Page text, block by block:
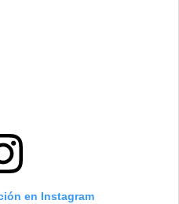
en Instagram